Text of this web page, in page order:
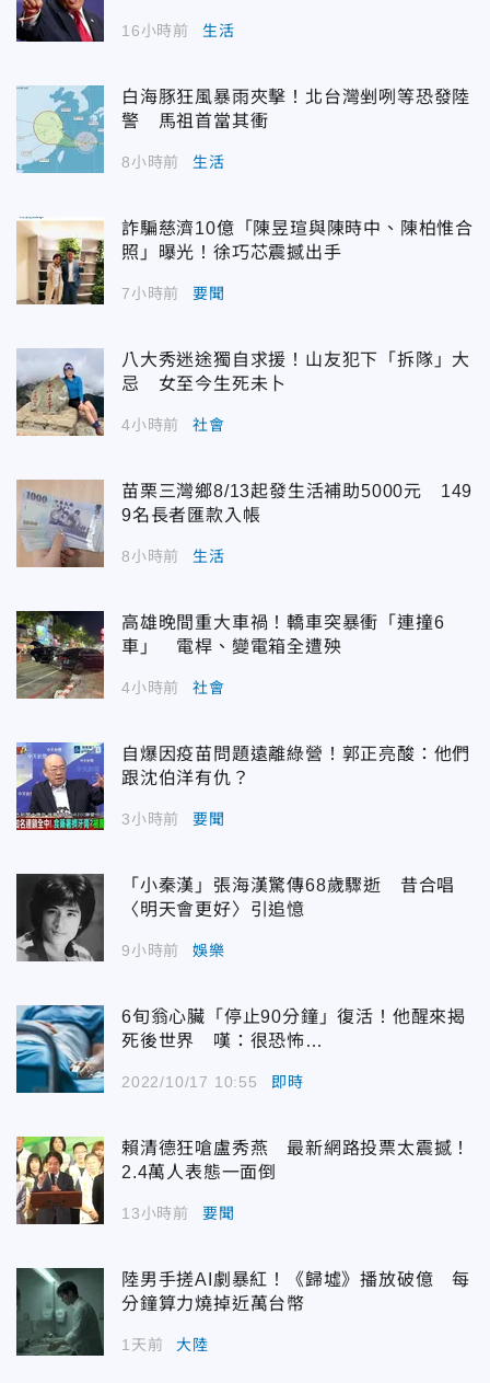
16小時前 生活
白海豚狂風暴雨夾擊！北台灣剉咧等恐發陸
警 馬祖首當其衝
8小時前 生活
詐騙慈濟10億「陳昱瑄與陳時中、陳柏惟合
照」曝光！徐巧芯震撼出手
7小時前 要聞
八大秀迷途獨自求援！山友犯下「拆隊」大
忌 女至今生死未卜
4小時前 社會
苗栗三灣鄉8/13起發生活補助5000元 149
9名長者匯款入帳
8小時前 生活
高雄晚間重大車禍！轎車突暴衝「連撞6
車」 電桿、變電箱全遭殃
4小時前 社會
自爆因疫苗問題遠離綠營！郭正亮酸：他們
跟沈伯洋有仇？
3小時前 要聞
「小秦漢」張海漢驚傳68歲驟逝 昔合唱
〈明天會更好〉引追憶
9小時前 娛樂
6旬翁心臟「停止90分鐘」復活！他醒來揭
死後世界 嘆：很恐怖…
2022/10/17 10:55 即時
賴清德狂嗆盧秀燕 最新網路投票太震撼！
2.4萬人表態一面倒
13小時前 要聞
陸男手搓AI劇暴紅！《歸墟》播放破億 每
分鐘算力燒掉近萬台幣
1天前 大陸